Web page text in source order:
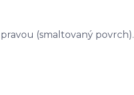
(smaltovaný povrch).